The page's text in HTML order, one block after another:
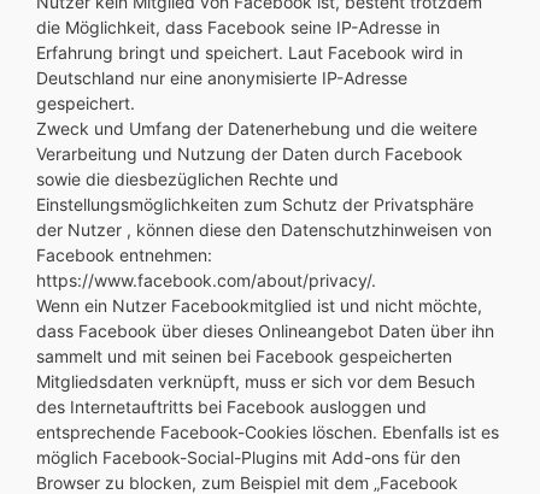
die Möglichkeit, dass Facebook seine IP-Adresse in
Erfahrung bringt und speichert. Laut Facebook wird in
Deutschland nur eine anonymisierte IP-Adresse
gespeichert.
Zweck und Umfang der Datenerhebung und die weitere
Verarbeitung und Nutzung der Daten durch Facebook
sowie die diesbezüglichen Rechte und
Einstellungsmöglichkeiten zum Schutz der Privatsphäre
der Nutzer , können diese den Datenschutzhinweisen von
Facebook entnehmen:
https://www.facebook.com/about/privacy/.
Wenn ein Nutzer Facebookmitglied ist und nicht möchte,
dass Facebook über dieses Onlineangebot Daten über ihn
sammelt und mit seinen bei Facebook gespeicherten
Mitgliedsdaten verknüpft, muss er sich vor dem Besuch
des Internetauftritts bei Facebook ausloggen und
entsprechende Facebook-Cookies löschen. Ebenfalls ist es
möglich Facebook-Social-Plugins mit Add-ons für den
Browser zu blocken, zum Beispiel mit dem „Facebook